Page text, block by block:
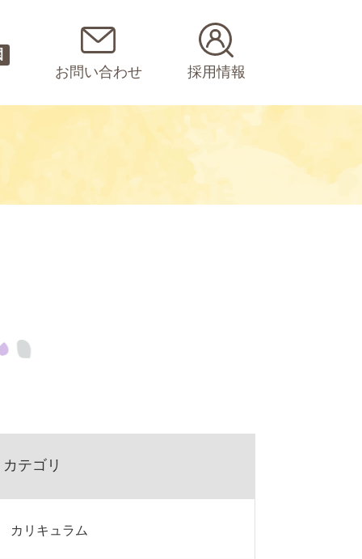
お問い合わせ 採用情報
カテゴリ
カリキュラム